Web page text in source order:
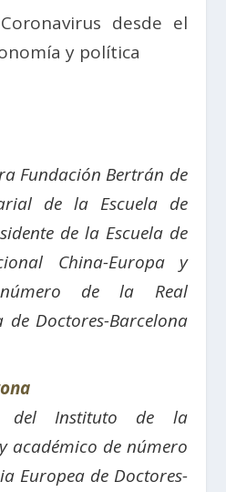
Coronavirus desde el
y política
Fundación Bertrán de
de la Escuela de
de la Escuela de
China-Europa y
de la Real
de Doctores-Barcelona
del Instituto de la
académico de número
Europea de Doctores-